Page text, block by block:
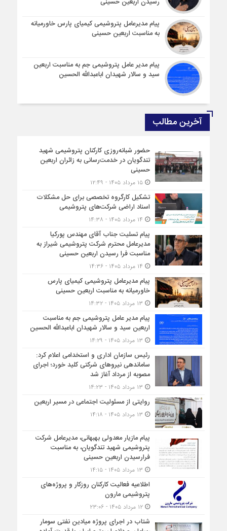
پیام مدیرعامل پتروشیمی کیمیای پارس خاورمیانه
به مناسبت اربعین حسینی
پیام مدیر عامل پتروشیمی جم به مناسبت اربعین
سید و سالار شهیدان اباعبدالله الحسین
آخرین مطالب
حضور شبانه‌روزی کارکنان پتروشیمی شهید
تندگویان در خدمت‌رسانی به زائران اربعین
حسینی
۱۵ مرداد ۱۴۰۵ - ۱۲:۴۹
تشکیل کارگروه تخصصی برای حل مشکلات
اسناد اراضی شرکت‌های پتروشیمی
پیام تسلیت جناب آقای مهندس پوركیا
مدیرعامل محترم شركت پتروشیمی شیراز به
مناسبت فرا رسیدن اربعین حسینی
پیام مدیرعامل پتروشیمی کیمیای پارس
خاورمیانه به مناسبت اربعین حسینی
پیام مدیر عامل پتروشیمی جم به مناسبت
اربعین سید و سالار شهیدان اباعبدالله الحسین
رئیس سازمان اداری و استخدامی اعلام کرد:
ساماندهی نیروهای شرکتی کلید خورد؛ اجرای
مصوبه از مرداد آغاز شد
روایتی از مسئولیت اجتماعی در مسیر اربعین
پیام مازیار معدولی بهبهانی، مدیرعامل شرکت
پتروشیمی شهید تندگویان، به مناسبت
فرارسیدن اربعین حسینی
اطلاعیه فعالیت کارکنان روزکار و پروژه‌های
پتروشیمی مارون
۱۲ مرداد ۱۴۰۵ - ۲۳:۰۶
شتاب در اجرای پروژه میادین نفتی سومار